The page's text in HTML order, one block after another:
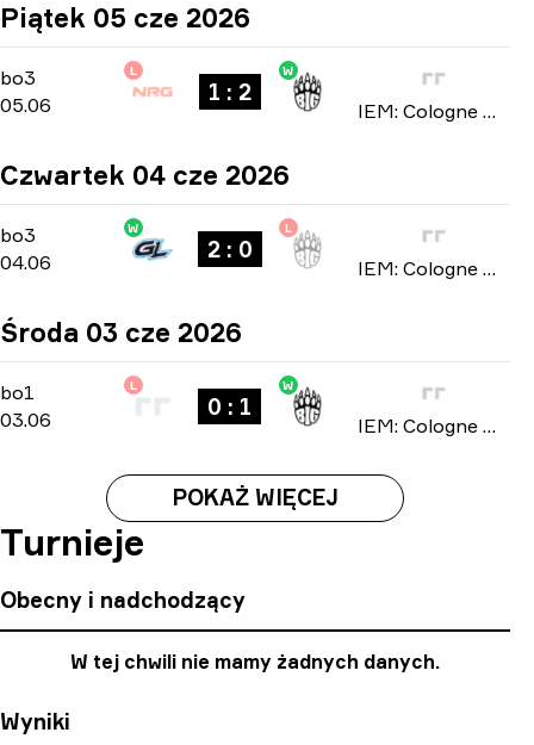
Piątek 05 cze 2026
bo3
bo3
05.06
L
1 : 2
W
IEM: Cologne Major 2026
Czwartek 04 cze 2026
bo3
bo3
04.06
W
2 : 0
L
IEM: Cologne Major 2026
Środa 03 cze 2026
bo1
bo1
03.06
L
0 : 1
W
IEM: Cologne Major 2026
POKAŻ WIĘCEJ
Turnieje
Obecny i nadchodzący
W tej chwili nie mamy żadnych danych.
Wyniki